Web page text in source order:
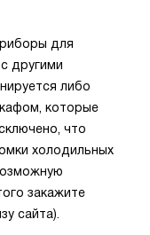
для
другими
либо
которые
что
холодильных
закажите
сайта).